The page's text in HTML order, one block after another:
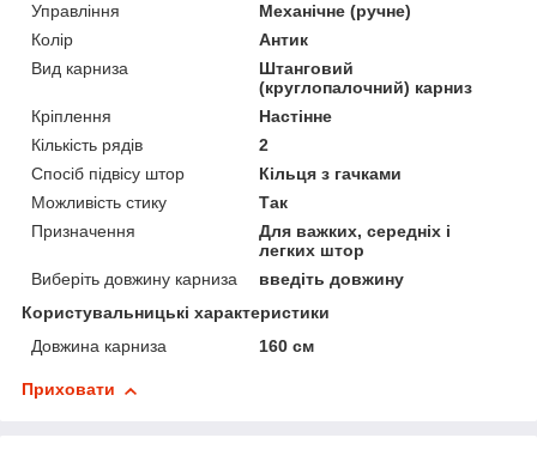
Управління
Механічне (ручне)
Колір
Антик
Вид карниза
Штанговий
(круглопалочний) карниз
Кріплення
Настінне
Кількість рядів
2
Спосіб підвісу штор
Кільця з гачками
Можливість стику
Так
Призначення
Для важких, середніх і
легких штор
Виберіть довжину карниза
введіть довжину
Користувальницькі характеристики
Довжина карниза
160 см
Приховати